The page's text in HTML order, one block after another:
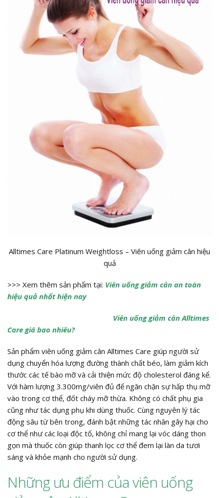
Alltimes Care Platinum Weightloss – Viên uống giảm cân hiệu
quả
>>> Xem thêm sản phẩm tại: Viên uống giảm cân an toàn
hiệu quả nhất hiện nay
Viên uống giảm cân Alltimes
Care giá bao nhiêu?
Sản phẩm viên uống giảm cân Alltimes Care giúp người sử
dụng chuyển hóa lượng đường thành chất béo, làm giảm kích
thước các tế bào mỡ và cải thiện mức độ cholesterol đáng kể.
Với hàm lượng 3.300mg/viên đủ để ngăn chặn sự hấp thụ mỡ
vào trong cơ thể, đốt cháy mỡ thừa. Không có chất phụ gia
cũng như tác dụng phụ khi dùng thuốc. Cùng nguyên lý tác
động sâu từ bên trong, đánh bật những tác nhân gây hại cho
cơ thể như các loại độc tố, không chỉ mang lại vóc dáng thon
gọn mà thuốc còn giúp thanh lọc cơ thể đem lại làn da tươi
sáng và khỏe mạnh cho người sử dụng.
Những ưu điểm của viên uống